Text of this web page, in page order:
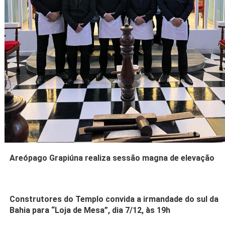
Areópago Grapiúna realiza sessão magna de elevação
Construtores do Templo convida a irmandade do sul da
Bahia para “Loja de Mesa”, dia 7/12, às 19h